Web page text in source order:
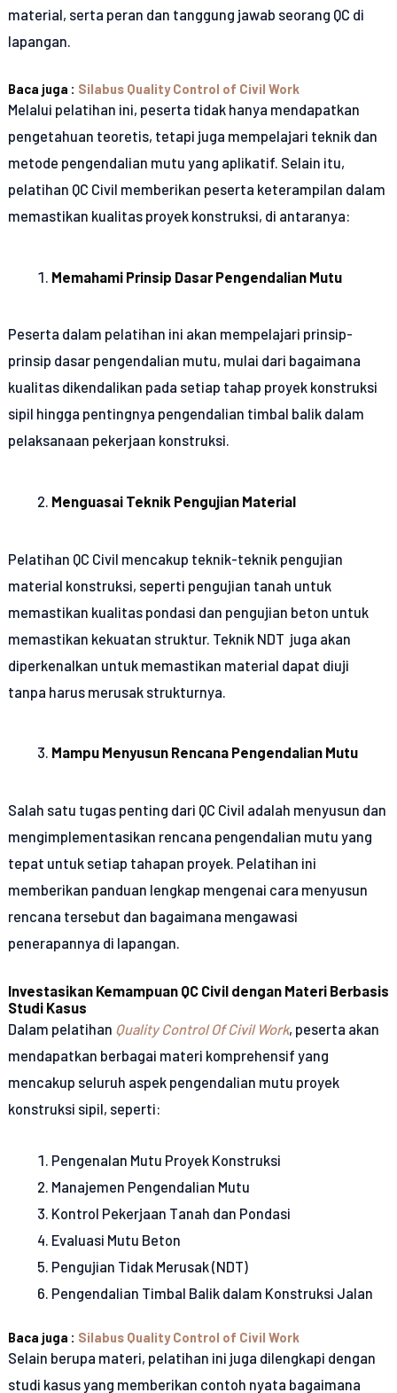
material, serta peran dan tanggung jawab seorang QC di
lapangan.
Baca juga : Silabus Quality Control of Civil Work
Melalui pelatihan ini, peserta tidak hanya mendapatkan
pengetahuan teoretis, tetapi juga mempelajari teknik dan
metode pengendalian mutu yang aplikatif. Selain itu,
pelatihan QC Civil memberikan peserta keterampilan dalam
memastikan kualitas proyek konstruksi, di antaranya:
Memahami Prinsip Dasar Pengendalian Mutu
Peserta dalam pelatihan ini akan mempelajari prinsip-
prinsip dasar pengendalian mutu, mulai dari bagaimana
kualitas dikendalikan pada setiap tahap proyek konstruksi
sipil hingga pentingnya pengendalian timbal balik dalam
pelaksanaan pekerjaan konstruksi.
Menguasai Teknik Pengujian Material
Pelatihan QC Civil mencakup teknik-teknik pengujian
material konstruksi, seperti pengujian tanah untuk
memastikan kualitas pondasi dan pengujian beton untuk
memastikan kekuatan struktur. Teknik NDT juga akan
diperkenalkan untuk memastikan material dapat diuji
tanpa harus merusak strukturnya.
Mampu Menyusun Rencana Pengendalian Mutu
Salah satu tugas penting dari QC Civil adalah menyusun dan
mengimplementasikan rencana pengendalian mutu yang
tepat untuk setiap tahapan proyek. Pelatihan ini
memberikan panduan lengkap mengenai cara menyusun
rencana tersebut dan bagaimana mengawasi
penerapannya di lapangan.
Investasikan Kemampuan QC Civil dengan Materi Berbasis
Studi Kasus
Dalam pelatihan Quality Control Of Civil Work, peserta akan
mendapatkan berbagai materi komprehensif yang
mencakup seluruh aspek pengendalian mutu proyek
konstruksi sipil, seperti:
Pengenalan Mutu Proyek Konstruksi
Manajemen Pengendalian Mutu
Kontrol Pekerjaan Tanah dan Pondasi
Evaluasi Mutu Beton
Pengujian Tidak Merusak (NDT)
Pengendalian Timbal Balik dalam Konstruksi Jalan
Baca juga : Silabus Quality Control of Civil Work
Selain berupa materi, pelatihan ini juga dilengkapi dengan
studi kasus yang memberikan contoh nyata bagaimana